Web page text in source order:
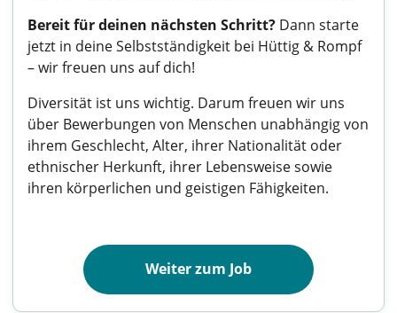
Bereit für deinen nächsten Schritt? Dann starte
jetzt in deine Selbstständigkeit bei Hüttig & Rompf
– wir freuen uns auf dich!
Diversität ist uns wichtig. Darum freuen wir uns
über Bewerbungen von Menschen unabhängig von
ihrem Geschlecht, Alter, ihrer Nationalität oder
ethnischer Herkunft, ihrer Lebensweise sowie
ihren körperlichen und geistigen Fähigkeiten.
Weiter zum Job